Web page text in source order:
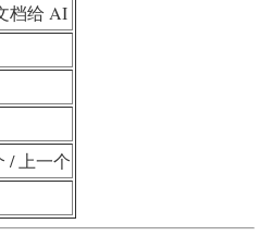
档给 AI
/ 上一个